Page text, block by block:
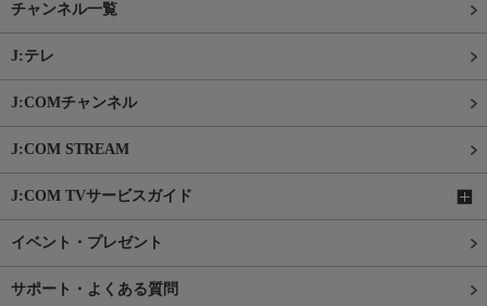
チャンネル一覧
J:テレ
J:COMチャンネル
J:COM STREAM
J:COM TVサービスガイド
イベント・プレゼント
サポート・よくある質問